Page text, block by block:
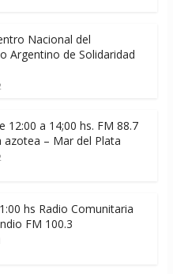
Nacional del
Argentino de Solidaridad
12:00 a 14;00 hs. FM 88.7
azotea – Mar del Plata
hs Radio Comunitaria
FM 100.3